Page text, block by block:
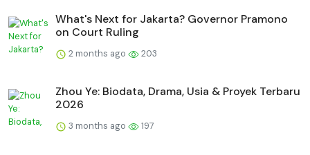
What's Next for Jakarta? Governor Pramono
on Court Ruling
2 months ago 203
Zhou Ye: Biodata, Drama, Usia & Proyek Terbaru
2026
3 months ago 197